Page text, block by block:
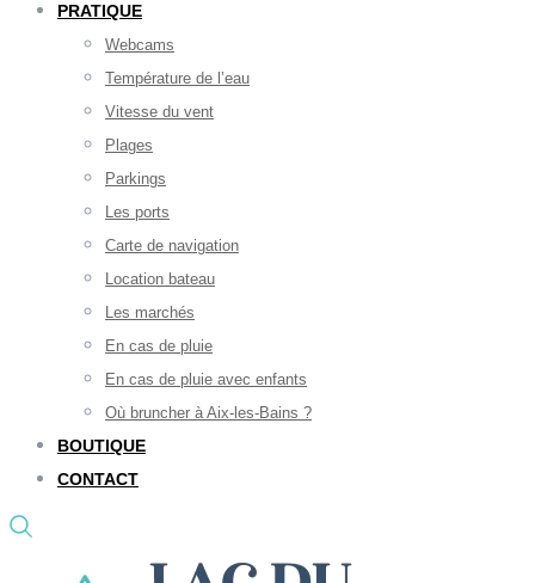
PRATIQUE
Webcams
Température de l’eau
Vitesse du vent
Plages
Parkings
Les ports
Carte de navigation
Location bateau
Les marchés
En cas de pluie
En cas de pluie avec enfants
Où bruncher à Aix-les-Bains ?
BOUTIQUE
CONTACT